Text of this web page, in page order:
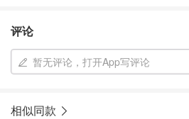
评论
暂无评论，打开App写评论
相似同款